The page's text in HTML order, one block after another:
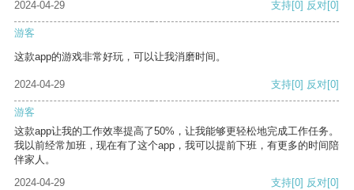
2024-04-29 支持[0] 反对[0]
游客
这款app的游戏非常好玩，可以让我消磨时间。
2024-04-29 支持[0] 反对[0]
游客
这款app让我的工作效率提高了50%，让我能够更轻松地完成工作任务。
我以前经常加班，现在有了这个app，我可以提前下班，有更多的时间陪
伴家人。
2024-04-29
支持[0] 反对[0]